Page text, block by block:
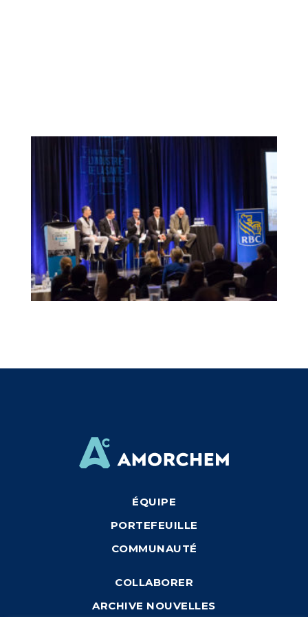
ÉQUIPE
PORTEFEUILLE
COMMUNAUTÉ
COLLABORER
ARCHIVE NOUVELLES